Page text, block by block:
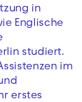
in
Englische
studiert.
im
erstes